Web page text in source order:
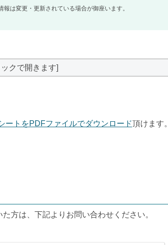
報は変更・更新されている場合が御座います。
クで開きます]
ートをPDFファイルでダウンロード頂けます。
方は、下記よりお問い合わせください。